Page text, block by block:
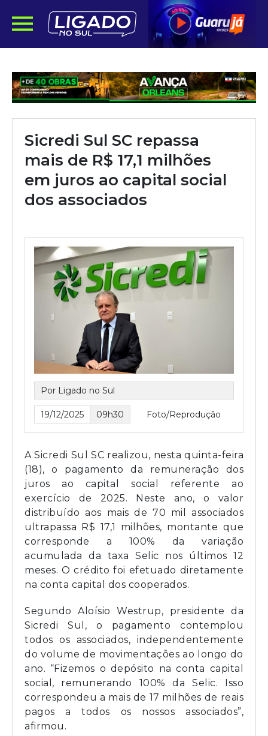
Sicredi Sul SC repassa
mais de R$ 17,1 milhões
em juros ao capital social
dos associados
Por Ligado no Sul
19/12/2025 09h30 Foto/Reprodução
A Sicredi Sul SC realizou, nesta quinta-feira
(18), o pagamento da remuneração dos
juros ao capital social referente ao
exercício de 2025. Neste ano, o valor
distribuído aos mais de 70 mil associados
ultrapassa R$ 17,1 milhões, montante que
corresponde a 100% da variação
acumulada da taxa Selic nos últimos 12
meses. O crédito foi efetuado diretamente
na conta capital dos cooperados.
Segundo Aloísio Westrup, presidente da
Sicredi Sul, o pagamento contemplou
todos os associados, independentemente
do volume de movimentações ao longo do
ano. “Fizemos o depósito na conta capital
social, remunerando 100% da Selic. Isso
correspondeu a mais de 17 milhões de reais
pagos a todos os nossos associados”,
afirmou.